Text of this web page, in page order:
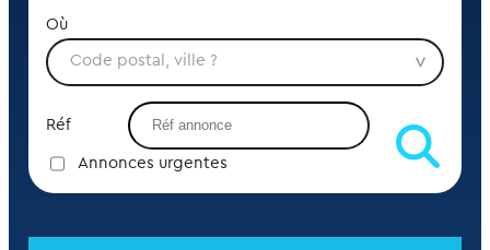
Où
Réf
Annonces urgentes